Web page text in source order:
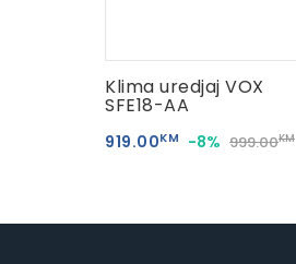
Klima uredjaj VOX
SFE18-AA
919.00KM -8% 999.00KM